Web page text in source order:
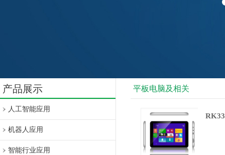
产品展示
人工智能应用
机器人应用
智能行业应用
平板电脑及相关